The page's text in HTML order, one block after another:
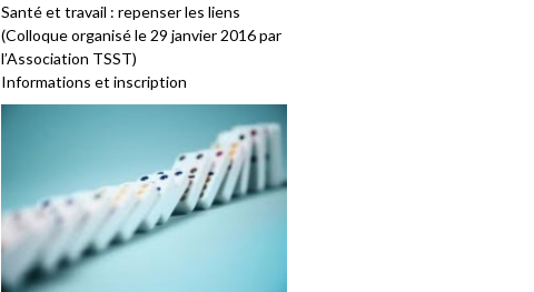
Santé et travail : repenser les liens
(Colloque organisé le 29 janvier 2016 par
l’Association TSST)
Informations et inscription